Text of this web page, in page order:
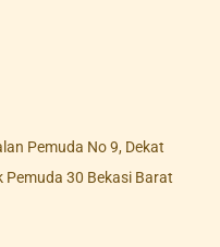
Pemuda No 9, Dekat
30 Bekasi Barat